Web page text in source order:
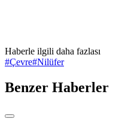
Haberle ilgili daha fazlası
#Çevre#Nilüfer
Benzer Haberler